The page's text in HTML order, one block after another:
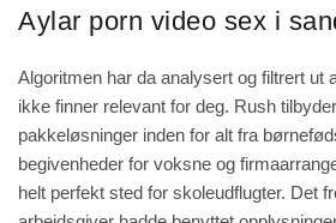
Aylar porn video sex i
Algoritmen har da analysert og filtrert ut
ikke finner relevant for deg. Rush
pakkeløsninger inden for alt fra
begivenheder for voksne og
helt perfekt sted for skoleudflugter. Det